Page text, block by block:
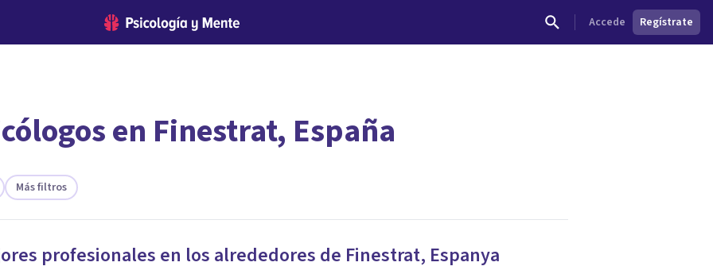
Accede Regístrate
el psicólogo adecuado?
en Finestrat, España
Más filtros
profesionales en los alrededores de Finestrat, Espanya